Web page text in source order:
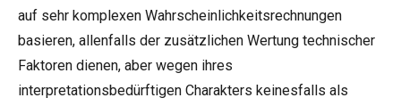
auf sehr komplexen Wahrscheinlichkeitsrechnungen
basieren, allenfalls der zusätzlichen Wertung technischer
Faktoren dienen, aber wegen ihres
interpretationsbedürftigen Charakters keinesfalls als